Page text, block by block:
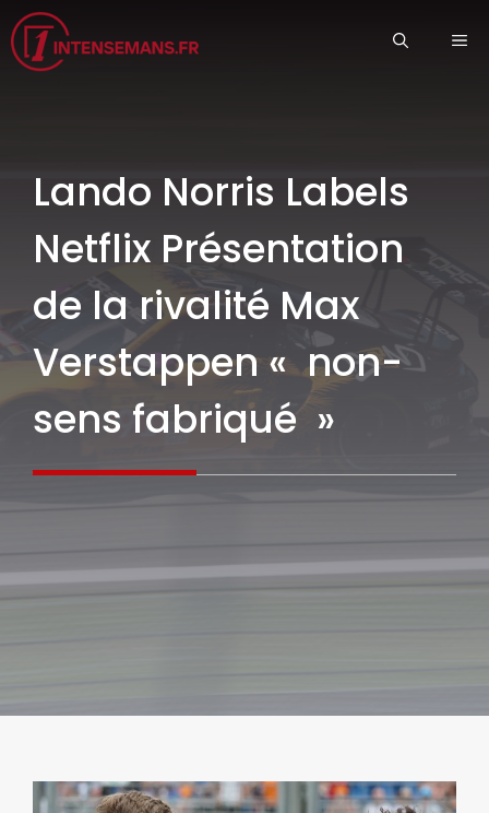
Aller
au
contenu
Lando Norris Labels
Netflix Présentation
de la rivalité Max
Verstappen « non-
sens fabriqué »